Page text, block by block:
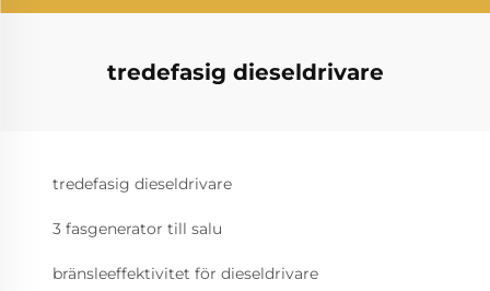
tredefasig dieseldrivare
tredefasig dieseldrivare
3 fasgenerator till salu
bränsleeffektivitet för dieseldrivare